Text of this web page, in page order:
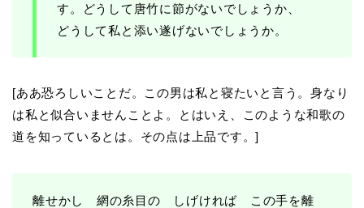
す。どうして唐竹に節がないでしょうか、
どうして私と添い遂げないでしょうか。
[ああ恐ろしいことだ。この男は私と寝たいと言う。身なり
は私と似合いませんことよ。とはいえ、このような和歌の
道を知っているとは。その点は上品です。]
離せかし 網の糸目の しげければ この手を離